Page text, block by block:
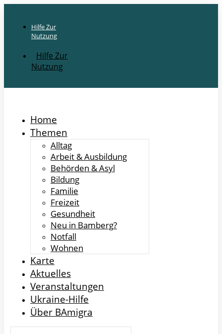
Hilfe Zur
Nutzung
Hilfe Zur
Nutzung
Home
Themen
Alltag
Arbeit & Ausbildung
Behörden & Asyl
Bildung
Familie
Freizeit
Gesundheit
Neu in Bamberg?
Notfall
Wohnen
Karte
Aktuelles
Veranstaltungen
Ukraine-Hilfe
Über BAmigra